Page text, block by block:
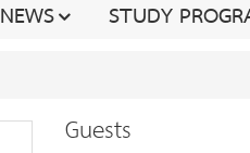
NEWS STUDY
Guests